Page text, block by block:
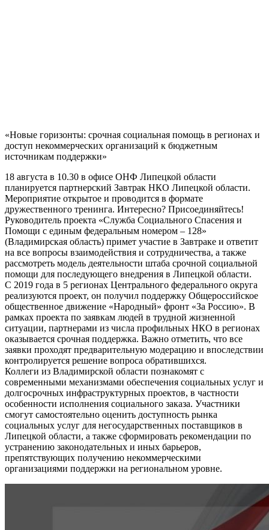
«Новые горизонты: срочная социальная помощь в регионах и
доступ некоммерческих организаций к бюджетным
источникам поддержки»
18 августа в 10.30 в офисе ОНФ Липецкой области
планируется партнерский Завтрак НКО Липецкой области.
Мероприятие открытое и проводится в формате
дружественного тренинга. Интересно? Присоединяйтесь!
Руководитель проекта «Служба Социального Спасения и
Помощи с единым федеральным номером – 128»
(Владимирская область) примет участие в Завтраке и ответит
на все вопросы взаимодействия и сотрудничества, а также
рассмотреть модель деятельности штаба срочной социальной
помощи для последующего внедрения в Липецкой области.
С 2019 года в 5 регионах Центрального федерального округа
реализуются проект, он получил поддержку Общероссийское
общественное движение «Народный» фронт «За Россию». В
рамках проекта по заявкам людей в трудной жизненной
ситуации, партнерами из числа профильных НКО в регионах
оказывается срочная поддержка. Важно отметить, что все
заявки проходят предварительную модерацию и впоследствии
контролируется решение вопроса обратившихся.
Коллеги из Владимирской области познакомят с
современными механизмами обеспечения социальных услуг и
долгосрочных инфраструктурных проектов, в частности
особенности исполнения социального заказа. Участники
смогут самостоятельно оценить доступность рынка
социальных услуг для негосударственных поставщиков в
Липецкой области, а также сформировать рекомендации по
устранению законодательных и иных барьеров,
препятствующих получению некоммерческими
организациями поддержки на региональном уровне.